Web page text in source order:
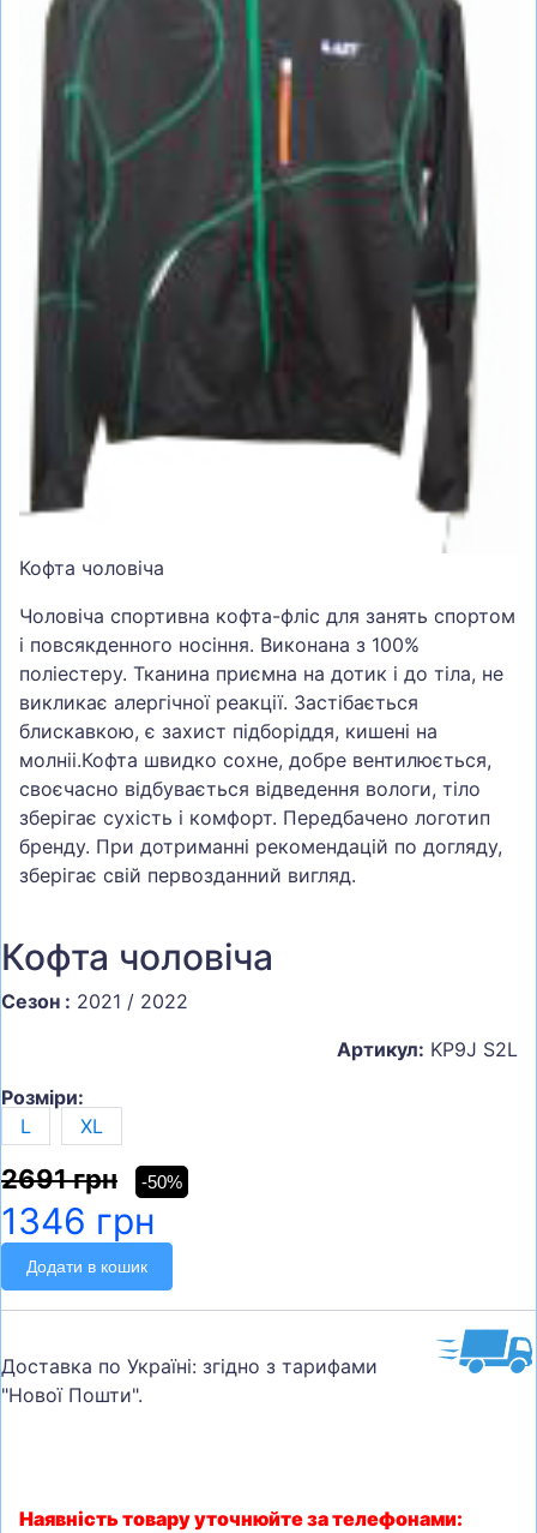
СУМКИ
ШОЛОМИ, ЗАХИСТ, ОКУЛЯРИ
БІГ, ФІТНЕС, М'ЯЧІ
ВЕЛОСИПЕДИ
ТЕНІС, БАДМІНТОН
ВОДНІ ВИДИ СПОРТУ
Кофта чоловіча
Чоловіча спортивна кофта-фліс для занять спортом
і повсякденного носіння. Виконана з 100%
поліестеру. Тканина приємна на дотик і до тіла, не
викликає алергічної реакції. Застібається
блискавкою, є захист підборіддя, кишені на
молніі.Кофта швидко сохне, добре вентилюється,
своєчасно відбувається відведення вологи, тіло
зберігає сухість і комфорт. Передбачено логотип
бренду. При дотриманні рекомендацій по догляду,
зберігає свій первозданний вигляд.
Кофта чоловіча
Сезон : 2021 / 2022
Артикул: KP9J S2L
Розміри:
L
XL
2691 грн -50%
1346 грн
Додати в кошик
Доставка по Україні: згідно з тарифами
"Нової Пошти".
Наявність товару уточнюйте за телефонами: